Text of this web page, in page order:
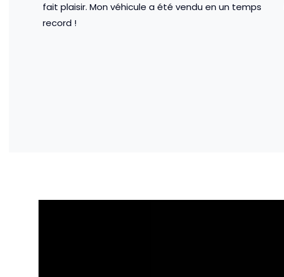
fait plaisir. Mon véhicule a été vendu en un temps
record !